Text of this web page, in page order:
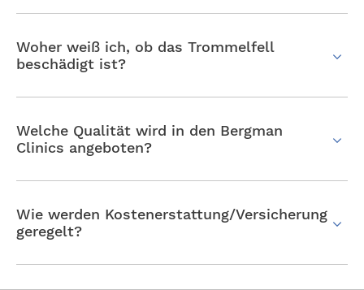
Woher weiß ich, ob das Trommelfell
beschädigt ist?
Welche Qualität wird in den Bergman
Clinics angeboten?
Wie werden Kostenerstattung/Versicherung
geregelt?